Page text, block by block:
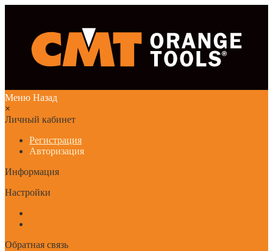
Меню Назад
×
Личный кабинет
Регистрация
Авторизация
Информация
Настройки
Обратная связь